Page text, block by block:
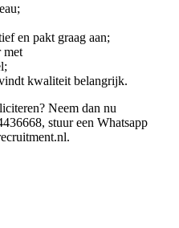
en pakt graag aan;
met
kwaliteit belangrijk.
Neem dan nu
stuur een Whatsapp